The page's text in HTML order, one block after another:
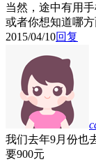
当然，途中有用
或者你想知道哪方
2015/04/10回复
我们去年9月份也
要900元